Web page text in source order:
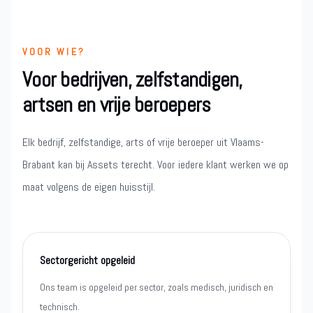
VOOR WIE?
Voor bedrijven, zelfstandigen,
artsen en vrije beroepers
Elk bedrijf, zelfstandige, arts of vrije beroeper uit Vlaams-
Brabant kan bij Assets terecht. Voor iedere klant werken we op
maat volgens de eigen huisstijl.
Sectorgericht opgeleid
Ons team is opgeleid per sector, zoals medisch, juridisch en
technisch.